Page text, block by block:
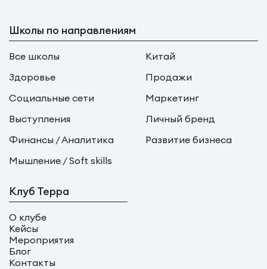
Школы по направлениям
Все школы
Китай
Здоровье
Продажи
Социальные сети
Маркетинг
Выступления
Личный бренд
Финансы / Аналитика
Развитие бизнеса
Мышление / Soft skills
Клуб Терра
О клубе
Кейсы
Мероприятия
Блог
Контакты